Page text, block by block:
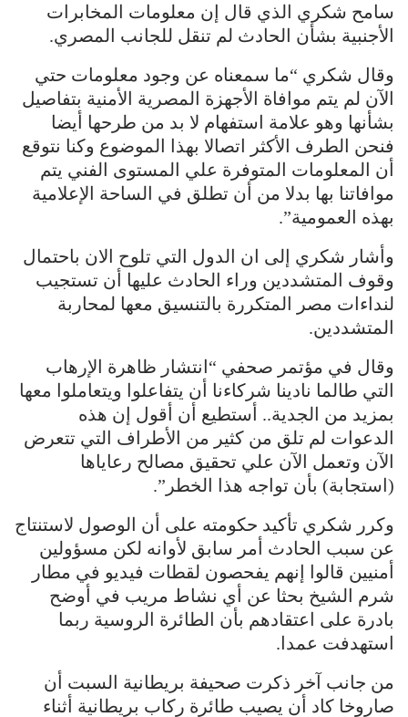
سامح شكري الذي قال إن معلومات المخابرات
الأجنبية بشأن الحادث لم تنقل للجانب المصري.
وقال شكري “ما سمعناه عن وجود معلومات حتي
الآن لم يتم موافاة الأجهزة المصرية الأمنية بتفاصيل
بشأنها وهو علامة استفهام لا بد من طرحها أيضا
فنحن الطرف الأكثر اتصالا بهذا الموضوع وكنا نتوقع
أن المعلومات المتوفرة علي المستوى الفني يتم
موافاتنا بها بدلا من أن تطلق في الساحة الإعلامية
بهذه العمومية”.
وأشار شكري إلى ان الدول التي تلوح الان باحتمال
وقوف المتشددين وراء الحادث عليها أن تستجيب
لنداءات مصر المتكررة بالتنسيق معها لمحاربة
المتشددين.
وقال في مؤتمر صحفي “انتشار ظاهرة الإرهاب
التي طالما نادينا شركاءنا أن يتفاعلوا ويتعاملوا معها
بمزيد من الجدية.. أستطيع أن أقول إن هذه
الدعوات لم تلق من كثير من الأطراف التي تتعرض
الآن وتعمل الآن علي تحقيق مصالح رعاياها
(استجابة) بأن تواجه هذا الخطر”.
وكرر شكري تأكيد حكومته على أن الوصول لاستنتاج
عن سبب الحادث أمر سابق لأوانه لكن مسؤولين
أمنيين قالوا إنهم يفحصون لقطات فيديو في مطار
شرم الشيخ بحثا عن أي نشاط مريب في أوضح
بادرة على اعتقادهم بأن الطائرة الروسية ربما
استهدفت عمدا.
من جانب آخر ذكرت صحيفة بريطانية السبت أن
صاروخا كاد أن يصيب طائرة ركاب بريطانية أثناء